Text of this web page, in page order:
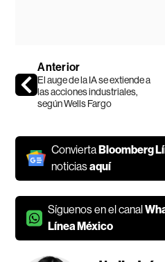
Anterior
El auge de la IA se extiende a
las acciones industriales,
según Wells Fargo
ConviertaBloomberg
noticiasaquí
Síguenos en el canal
Línea México